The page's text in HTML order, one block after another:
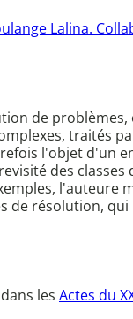
Lalina.
de
traités
l'objet d'un
des
l'auteure
de résolution,
les Actes du